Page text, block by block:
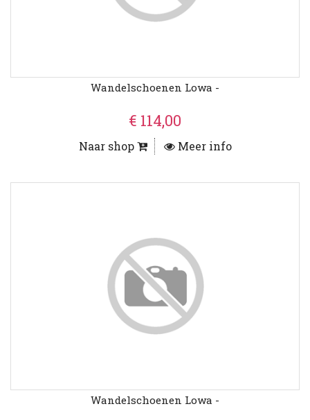
Wandelschoenen Lowa -
€ 114,00
Naar shop Meer info
Wandelschoenen Lowa -